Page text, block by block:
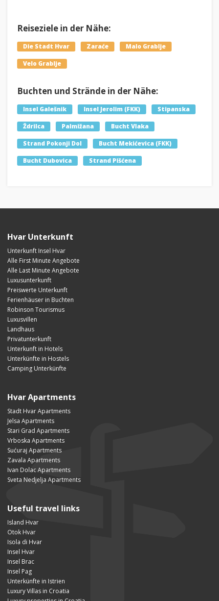
Reiseziele in der Nähe:
Die Stadt Hvar Zaraće Malo Grablje
Velo Grablje
Buchten und Strände in der Nähe:
Insel Galešnik Insel Jerolim (FKK) Stipanska
Ždrilca Palmižana Bucht Vlaka
Strand Pokonji Dol Bucht Mekićevica (FKK)
Bucht Dubovica Strand Pišćena
Hvar Unterkunft
Unterkunft Insel Hvar
Alle First Minute Angebote
Alle Last Minute Angebote
Luxusunterkunft
Preiswerte Unterkunft
Ferienhäuser in Buchten
Robinson Tourismus
Luxusvillen
Landhaus
Privatunterkunft
Unterkunft in Hotels
Unterkünfte in Hostels
Camping Unterkünfte
Hvar Apartments
Stadt Hvar Apartments
Jelsa Apartments
Stari Grad Apartments
Vrboska Apartments
Sućuraj Apartments
Zavala Apartments
Ivan Dolac Apartments
Sveta Nedjelja Apartments
Useful travel links
Island Hvar
Otok Hvar
Isola di Hvar
Insel Hvar
Insel Brac
Insel Pag
Unterkünfte in Istrien
Luxury Villas in Croatia